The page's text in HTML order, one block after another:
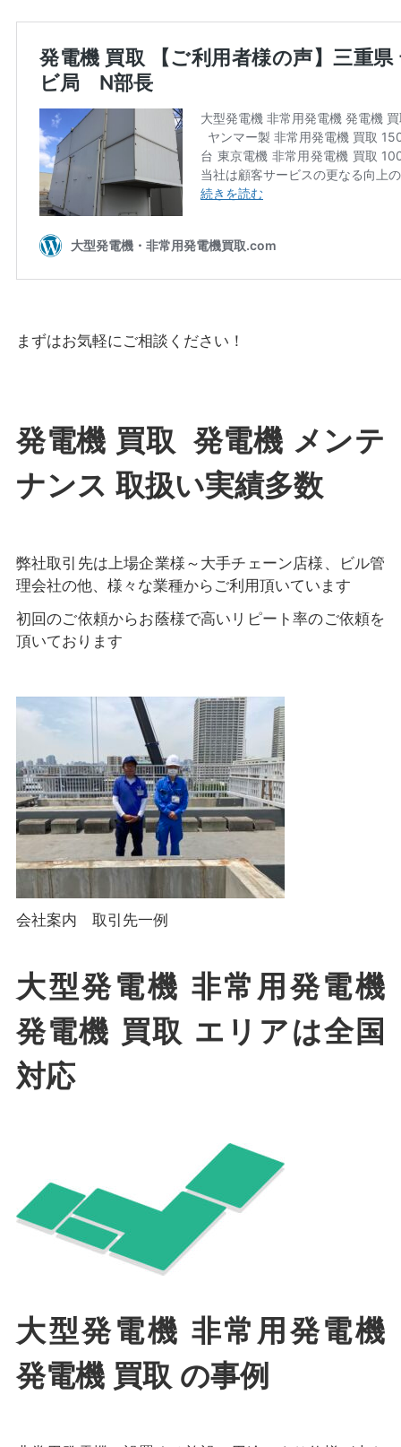
まずはお気軽にご相談ください！
発電機 買取 発電機 メンテ
ナンス 取扱い実績多数
弊社取引先は上場企業様～大手チェーン店様、ビル管
理会社の他、様々な業種からご利用頂いています
初回のご依頼からお蔭様で高いリピート率のご依頼を
頂いております
会社案内 取引先一例
大型発電機 非常用発電機
発電機 買取 エリアは全国
対応
大型発電機 非常用発電機
発電機 買取 の事例